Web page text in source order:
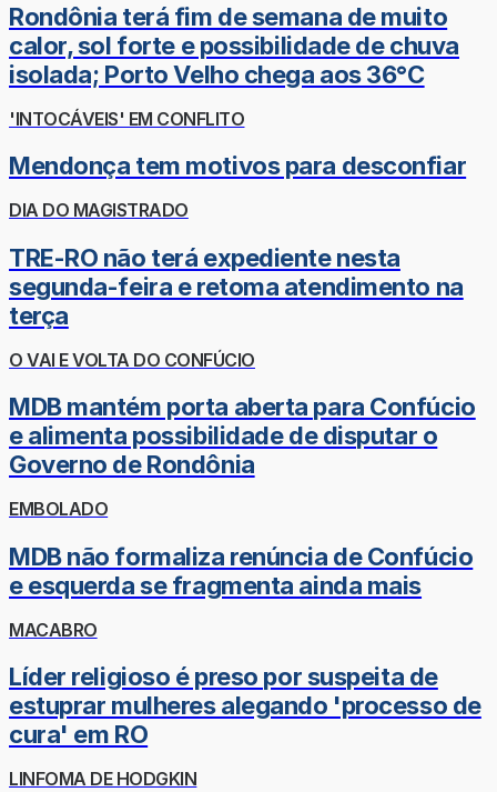
Rondônia terá fim de semana de muito
calor, sol forte e possibilidade de chuva
isolada; Porto Velho chega aos 36°C
'INTOCÁVEIS' EM CONFLITO
Mendonça tem motivos para desconfiar
DIA DO MAGISTRADO
TRE-RO não terá expediente nesta
segunda-feira e retoma atendimento na
terça
O VAI E VOLTA DO CONFÚCIO
MDB mantém porta aberta para Confúcio
e alimenta possibilidade de disputar o
Governo de Rondônia
EMBOLADO
MDB não formaliza renúncia de Confúcio
e esquerda se fragmenta ainda mais
MACABRO
Líder religioso é preso por suspeita de
estuprar mulheres alegando 'processo de
cura' em RO
LINFOMA DE HODGKIN